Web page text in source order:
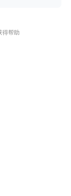
得帮助